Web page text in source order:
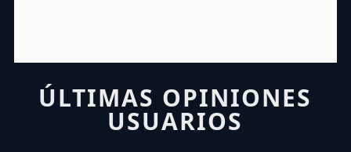
ÚLTIMAS OPINIONES
USUARIOS